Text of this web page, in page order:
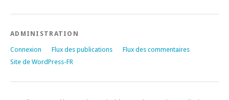
ADMINISTRATION
Connexion Flux des publications
Flux des commentaires
Site de WordPress-FR